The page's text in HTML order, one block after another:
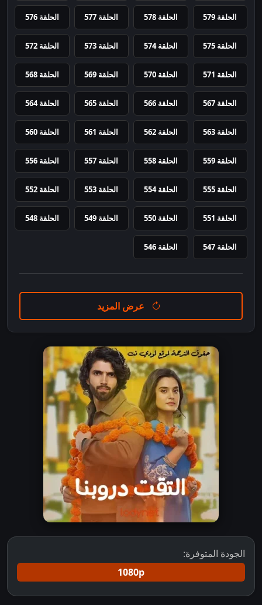
الحلقة 579 الحلقة 578 الحلقة 577 الحلقة 576
الحلقة 575 الحلقة 574 الحلقة 573 الحلقة 572
الحلقة 571 الحلقة 570 الحلقة 569 الحلقة 568
الحلقة 567 الحلقة 566 الحلقة 565 الحلقة 564
الحلقة 563 الحلقة 562 الحلقة 561 الحلقة 560
الحلقة 559 الحلقة 558 الحلقة 557 الحلقة 556
الحلقة 555 الحلقة 554 الحلقة 553 الحلقة 552
الحلقة 551 الحلقة 550 الحلقة 549 الحلقة 548
الحلقة 547 الحلقة 546
عرض المزيد
الجودة المتوفرة:
1080p